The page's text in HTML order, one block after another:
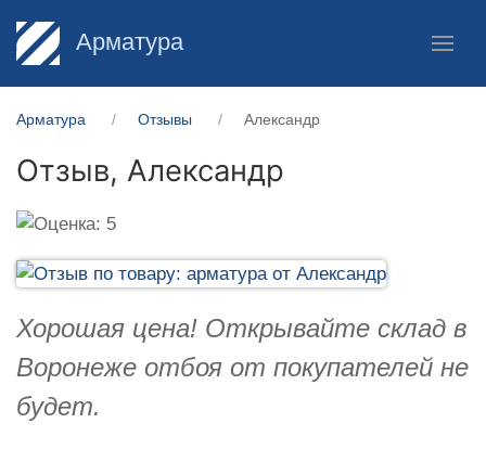
Арматура
Арматура Отзывы Александр
Отзыв, Александр
Хорошая цена! Открывайте склад в
Воронеже отбоя от покупателей не
будет.